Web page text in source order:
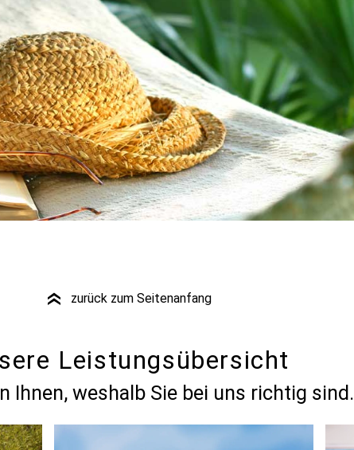
» zurück zum Seitenanfang
Leistungsübersicht
Ihnen, weshalb Sie bei uns richtig sind.